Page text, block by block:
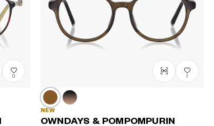
0 1
NEW
OWNDAYS & POMPOMPURIN